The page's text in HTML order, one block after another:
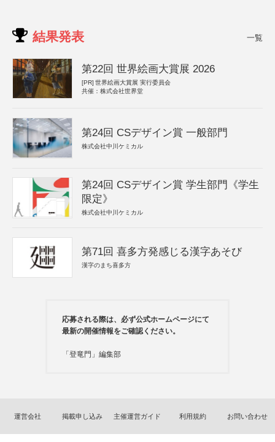
結果発表 一覧
第22回 世界絵画大賞展 2026
[PR] 世界絵画大賞展 実行委員会
共催：株式会社世界堂
第24回 CSデザイン賞 一般部門
株式会社中川ケミカル
第24回 CSデザイン賞 学生部門《学生
限定》
株式会社中川ケミカル
第71回 喜多方発感じる漢字あそび
漢字のまち喜多方
応募される際は、必ず公式ホームページにて
最新の開催情報をご確認ください。
「登竜門」編集部
運営会社 掲載申し込み 主催運営ガイド 利用規約 お問い合わせ